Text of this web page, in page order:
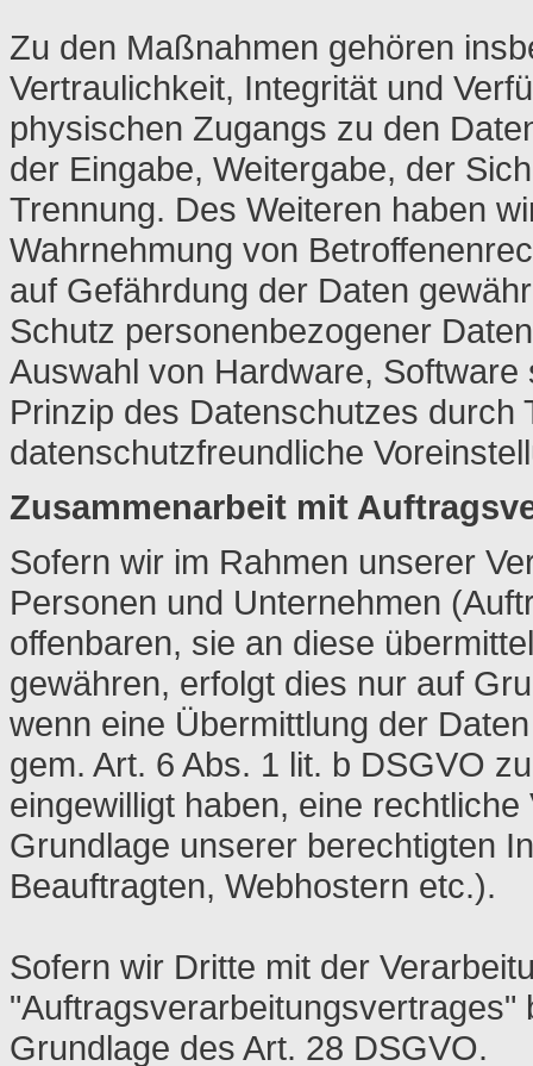
Zu den Maßnahmen gehören
Vertraulichkeit, Integrität und
physischen Zugangs zu den
der Eingabe, Weitergabe, der
Trennung. Des Weiteren haben
Wahrnehmung von
auf Gefährdung der Daten
Schutz personenbezogener
Auswahl von Hardware,
Prinzip des Datenschutzes durch
datenschutzfreundliche
Zusammenarbeit mit
Sofern wir im Rahmen unserer
Personen und Unternehmen
offenbaren, sie an diese
gewähren, erfolgt dies nur auf
wenn eine Übermittlung der
gem. Art. 6 Abs. 1 lit. b DSGVO
eingewilligt haben, eine
Grundlage unserer berechtigten
Beauftragten, Webhostern etc.).
Sofern wir Dritte mit der
Grundlage des Art. 28 DSGVO.